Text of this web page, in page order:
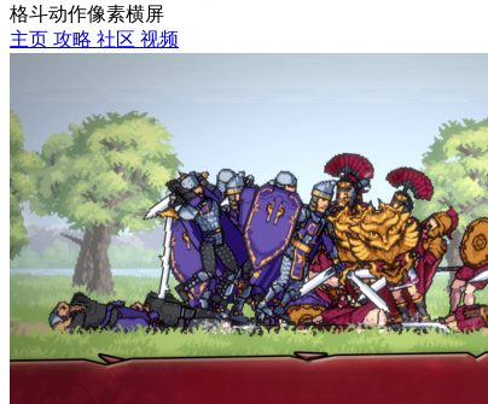
格斗动作像素横屏
主页 攻略 社区 视频